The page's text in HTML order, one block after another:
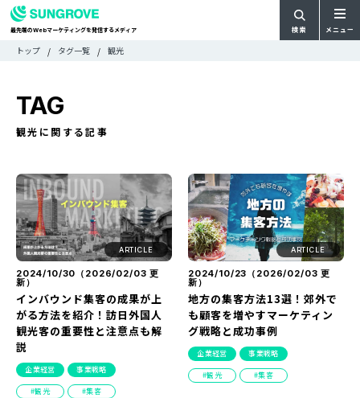
最先端のWebマーケティングを発信するメディア 検索 メニュー
ー
CATEGORY
カテゴリで探す
TAG
ライターで探す
FEATURE
特集
MOVIE
動画
DOCUMENT
お役立ち資料
お問い合わせ
『SUNGROVE』について
検
検
トップ タグ一覧 観光
TAG
観光に関する記事
ARTICLE
2024/10/30（ 2026/02/03 更
新）
インバウンド集客の成果が上
がる方法を紹介！訪日外国人
観光客の重要性と注意点も解
説
企業経営 事業戦略
観光 集客
ARTICLE
2024/10/23（ 2026/02/03 更
新）
地方の集客方法13選！郊外で
も顧客を増やすマーケティン
グ戦略と成功事例
企業経営 事業戦略
観光 集客